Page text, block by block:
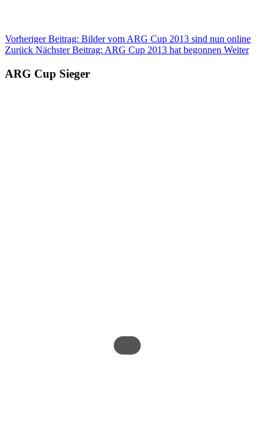
Vorheriger Beitrag: Bilder vom ARG Cup 2013 sind nun online
Zurück Nächster Beitrag: ARG Cup 2013 hat begonnen Weiter
ARG Cup Sieger